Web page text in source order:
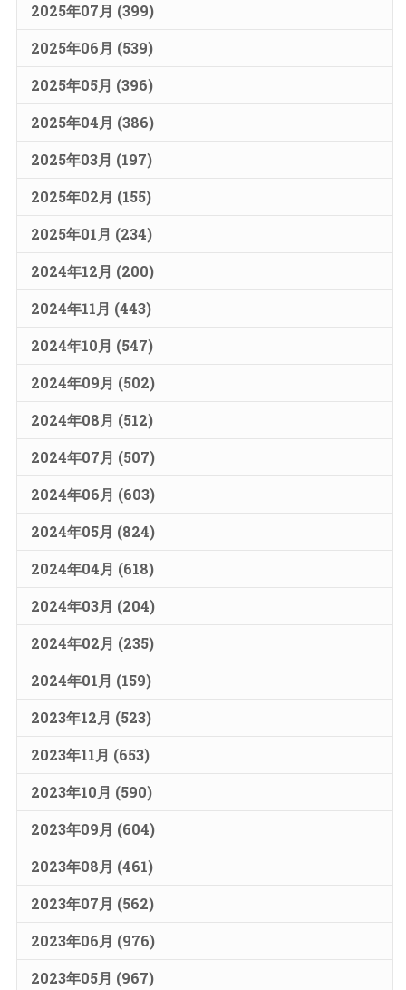
2025年07月 (399)
2025年06月 (539)
2025年05月 (396)
2025年04月 (386)
2025年03月 (197)
2025年02月 (155)
2025年01月 (234)
2024年12月 (200)
2024年11月 (443)
2024年10月 (547)
2024年09月 (502)
2024年08月 (512)
2024年07月 (507)
2024年06月 (603)
2024年05月 (824)
2024年04月 (618)
2024年03月 (204)
2024年02月 (235)
2024年01月 (159)
2023年12月 (523)
2023年11月 (653)
2023年10月 (590)
2023年09月 (604)
2023年08月 (461)
2023年07月 (562)
2023年06月 (976)
2023年05月 (967)